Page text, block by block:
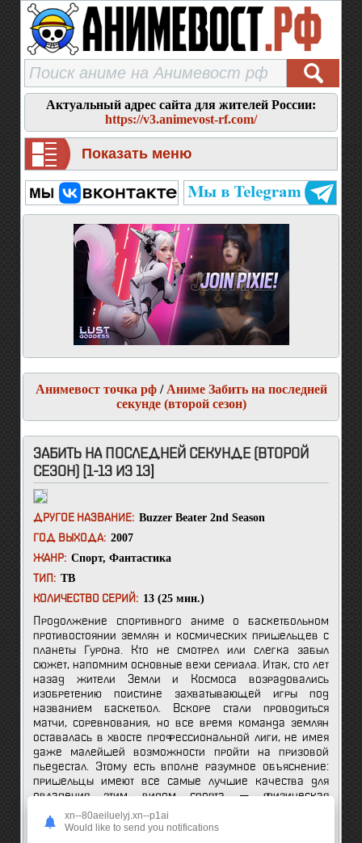
Актуальный адрес сайта для жителей России:
https://v3.animevost-rf.com/
Показать меню
Анимевост точка рф/ Аниме Забить на последней
секунде (второй сезон)
ЗАБИТЬ НА ПОСЛЕДНЕЙ СЕКУНДЕ (ВТОРОЙ
СЕЗОН) [1-13 ИЗ 13]
ДРУГОЕ НАЗВАНИЕ: Buzzer Beater 2nd Season
ГОД ВЫХОДА: 2007
ЖАНР: Спорт, Фантастика
ТИП: ТВ
КОЛИЧЕСТВО СЕРИЙ: 13 (25 мин.)
Продолжение спортивного аниме о баскетбольном
противостоянии землян и космических пришельцев с
планеты Гурона. Кто не смотрел или слегка забыл
сюжет, напомним основные вехи сериала. Итак, сто лет
назад жители Земли и Космоса возрадовались
изобретению поистине захватывающей игры под
названием баскетбол. Вскоре стали проводиться
матчи, соревнования, но все время команда землян
оставалась в хвосте профессиональной лиги, не имея
даже малейшей возможности пройти на призовой
пьедестал. Этому есть вполне разумное объяснение:
пришельцы имеют все самые лучшие качества для
овладения этим видом спорта — физическая
выносливость, высокий рост, слаженная команда.
Впрочем, возможно фатальной невезучести
xn--80aeiluelyj.xn--p1ai
Would like to send you notifications